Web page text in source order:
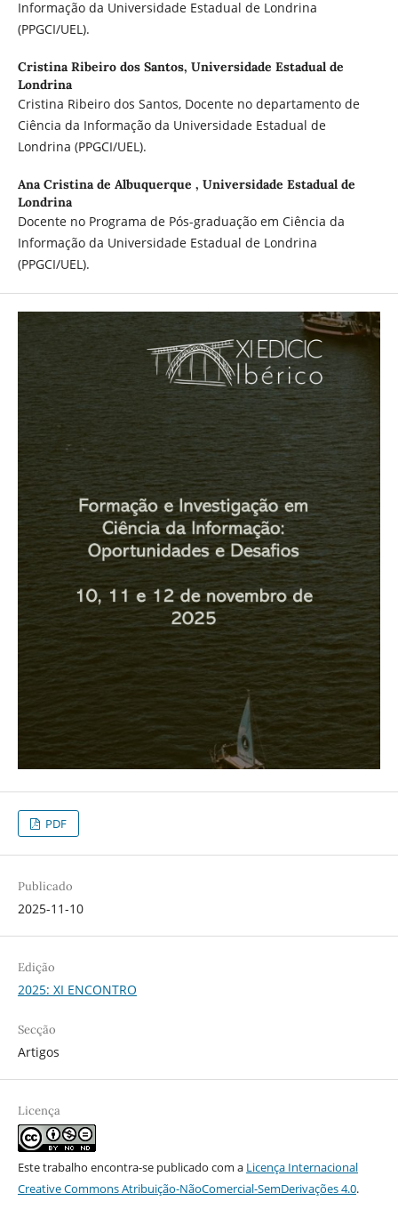
Informação da Universidade Estadual de Londrina
(PPGCI/UEL).
Cristina Ribeiro dos Santos, Universidade Estadual de
Londrina
Cristina Ribeiro dos Santos, Docente no departamento de
Ciência da Informação da Universidade Estadual de
Londrina (PPGCI/UEL).
Ana Cristina de Albuquerque , Universidade Estadual de
Londrina
Docente no Programa de Pós-graduação em Ciência da
Informação da Universidade Estadual de Londrina
(PPGCI/UEL).
PDF
Publicado
2025-11-10
Edição
2025: XI ENCONTRO
Secção
Artigos
Licença
Este trabalho encontra-se publicado com a Licença Internacional
Creative Commons Atribuição-NãoComercial-SemDerivações 4.0.